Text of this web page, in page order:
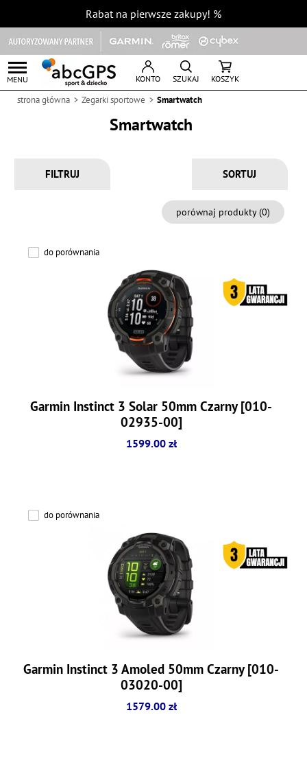
Rabat na pierwsze zakupy! %
MENU KONTO SZUKAJ KOSZYK
strona główna Zegarki sportowe Smartwatch
Smartwatch
FILTRUJ
porównaj produkty (0)
do porównania
Garmin Instinct 3 Solar 50mm Czarny [010-
02935-00]
1599.00 zł
do porównania
Garmin Instinct 3 Amoled 50mm Czarny [010-
03020-00]
1579.00 zł